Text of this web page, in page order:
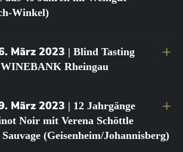
Winkel)
März 2023 | Blind Tasting
Rheingau
März 2023 | 12 Jahrgänge
Noir mit Verena Schöttle
(Geisenheim/Johannisberg)